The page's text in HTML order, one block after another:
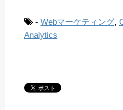
- Webマーケティング,
Analytics